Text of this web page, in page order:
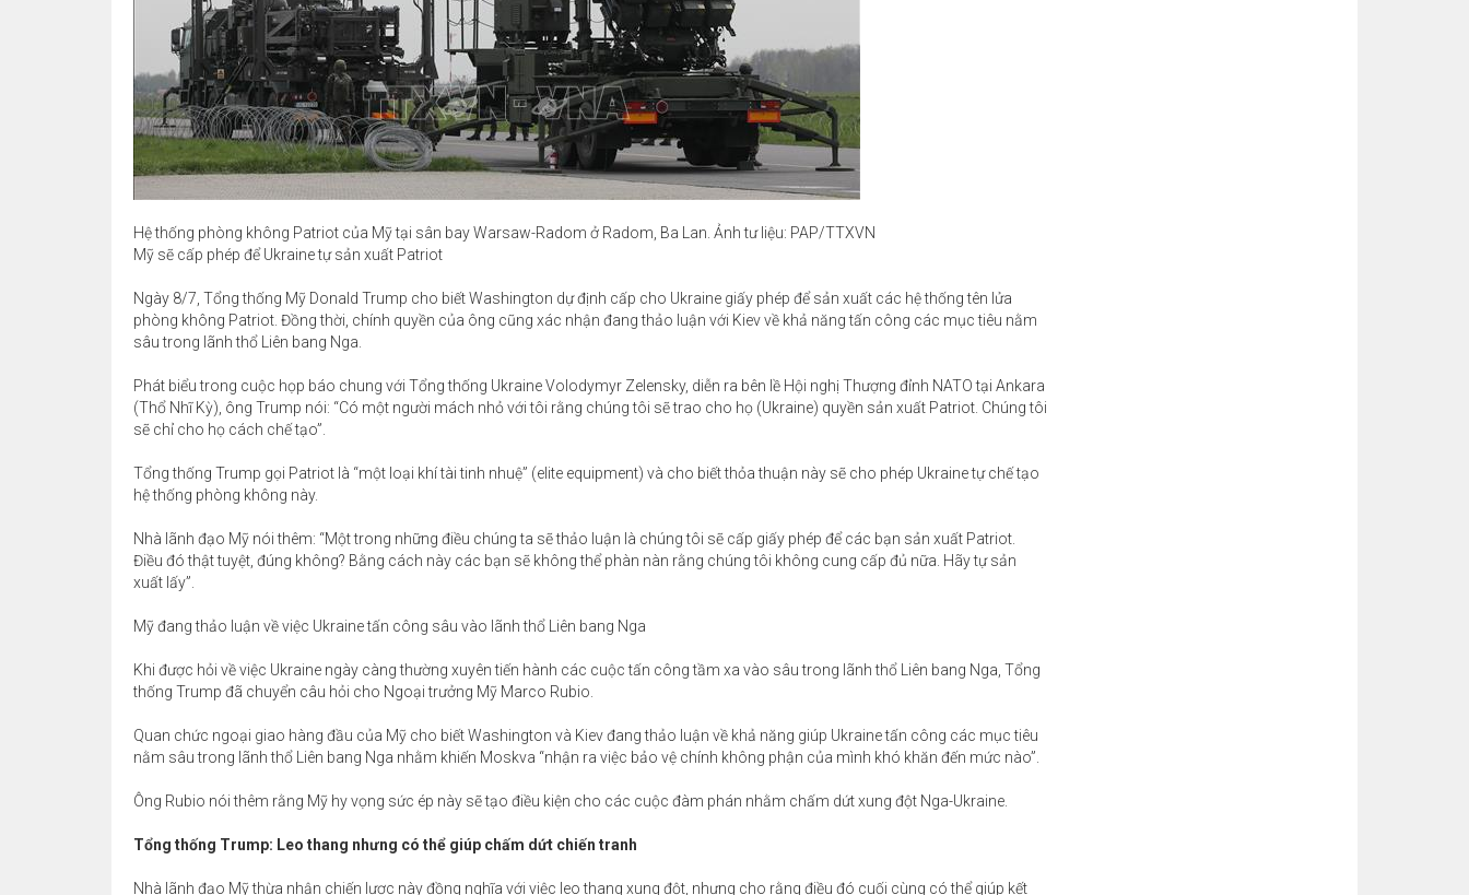
Hệ thống phòng không Patriot của Mỹ tại sân bay Warsaw-Radom ở Radom, Ba Lan. Ảnh tư liệu: PAP/TTXVN
Mỹ sẽ cấp phép để Ukraine tự sản xuất Patriot
Ngày 8/7, Tổng thống Mỹ Donald Trump cho biết Washington dự định cấp cho Ukraine giấy phép để sản xuất các hệ thống tên lửa
phòng không Patriot. Đồng thời, chính quyền của ông cũng xác nhận đang thảo luận với Kiev về khả năng tấn công các mục tiêu nằm
sâu trong lãnh thổ Liên bang Nga.
Phát biểu trong cuộc họp báo chung với Tổng thống Ukraine Volodymyr Zelensky, diễn ra bên lề Hội nghị Thượng đỉnh NATO tại Ankara
(Thổ Nhĩ Kỳ), ông Trump nói: “Có một người mách nhỏ với tôi rằng chúng tôi sẽ trao cho họ (Ukraine) quyền sản xuất Patriot. Chúng tôi
sẽ chỉ cho họ cách chế tạo”.
Tổng thống Trump gọi Patriot là “một loại khí tài tinh nhuệ” (elite equipment) và cho biết thỏa thuận này sẽ cho phép Ukraine tự chế tạo
hệ thống phòng không này.
Nhà lãnh đạo Mỹ nói thêm: “Một trong những điều chúng ta sẽ thảo luận là chúng tôi sẽ cấp giấy phép để các bạn sản xuất Patriot.
Điều đó thật tuyệt, đúng không? Bằng cách này các bạn sẽ không thể phàn nàn rằng chúng tôi không cung cấp đủ nữa. Hãy tự sản
xuất lấy”.
Mỹ đang thảo luận về việc Ukraine tấn công sâu vào lãnh thổ Liên bang Nga
Khi được hỏi về việc Ukraine ngày càng thường xuyên tiến hành các cuộc tấn công tầm xa vào sâu trong lãnh thổ Liên bang Nga, Tổng
thống Trump đã chuyển câu hỏi cho Ngoại trưởng Mỹ Marco Rubio.
Quan chức ngoại giao hàng đầu của Mỹ cho biết Washington và Kiev đang thảo luận về khả năng giúp Ukraine tấn công các mục tiêu
nằm sâu trong lãnh thổ Liên bang Nga nhằm khiến Moskva “nhận ra việc bảo vệ chính không phận của mình khó khăn đến mức nào”.
Ông Rubio nói thêm rằng Mỹ hy vọng sức ép này sẽ tạo điều kiện cho các cuộc đàm phán nhằm chấm dứt xung đột Nga-Ukraine.
Tổng thống Trump: Leo thang nhưng có thể giúp chấm dứt chiến tranh
Nhà lãnh đạo Mỹ thừa nhận chiến lược này đồng nghĩa với việc leo thang xung đột, nhưng cho rằng điều đó cuối cùng có thể giúp kết